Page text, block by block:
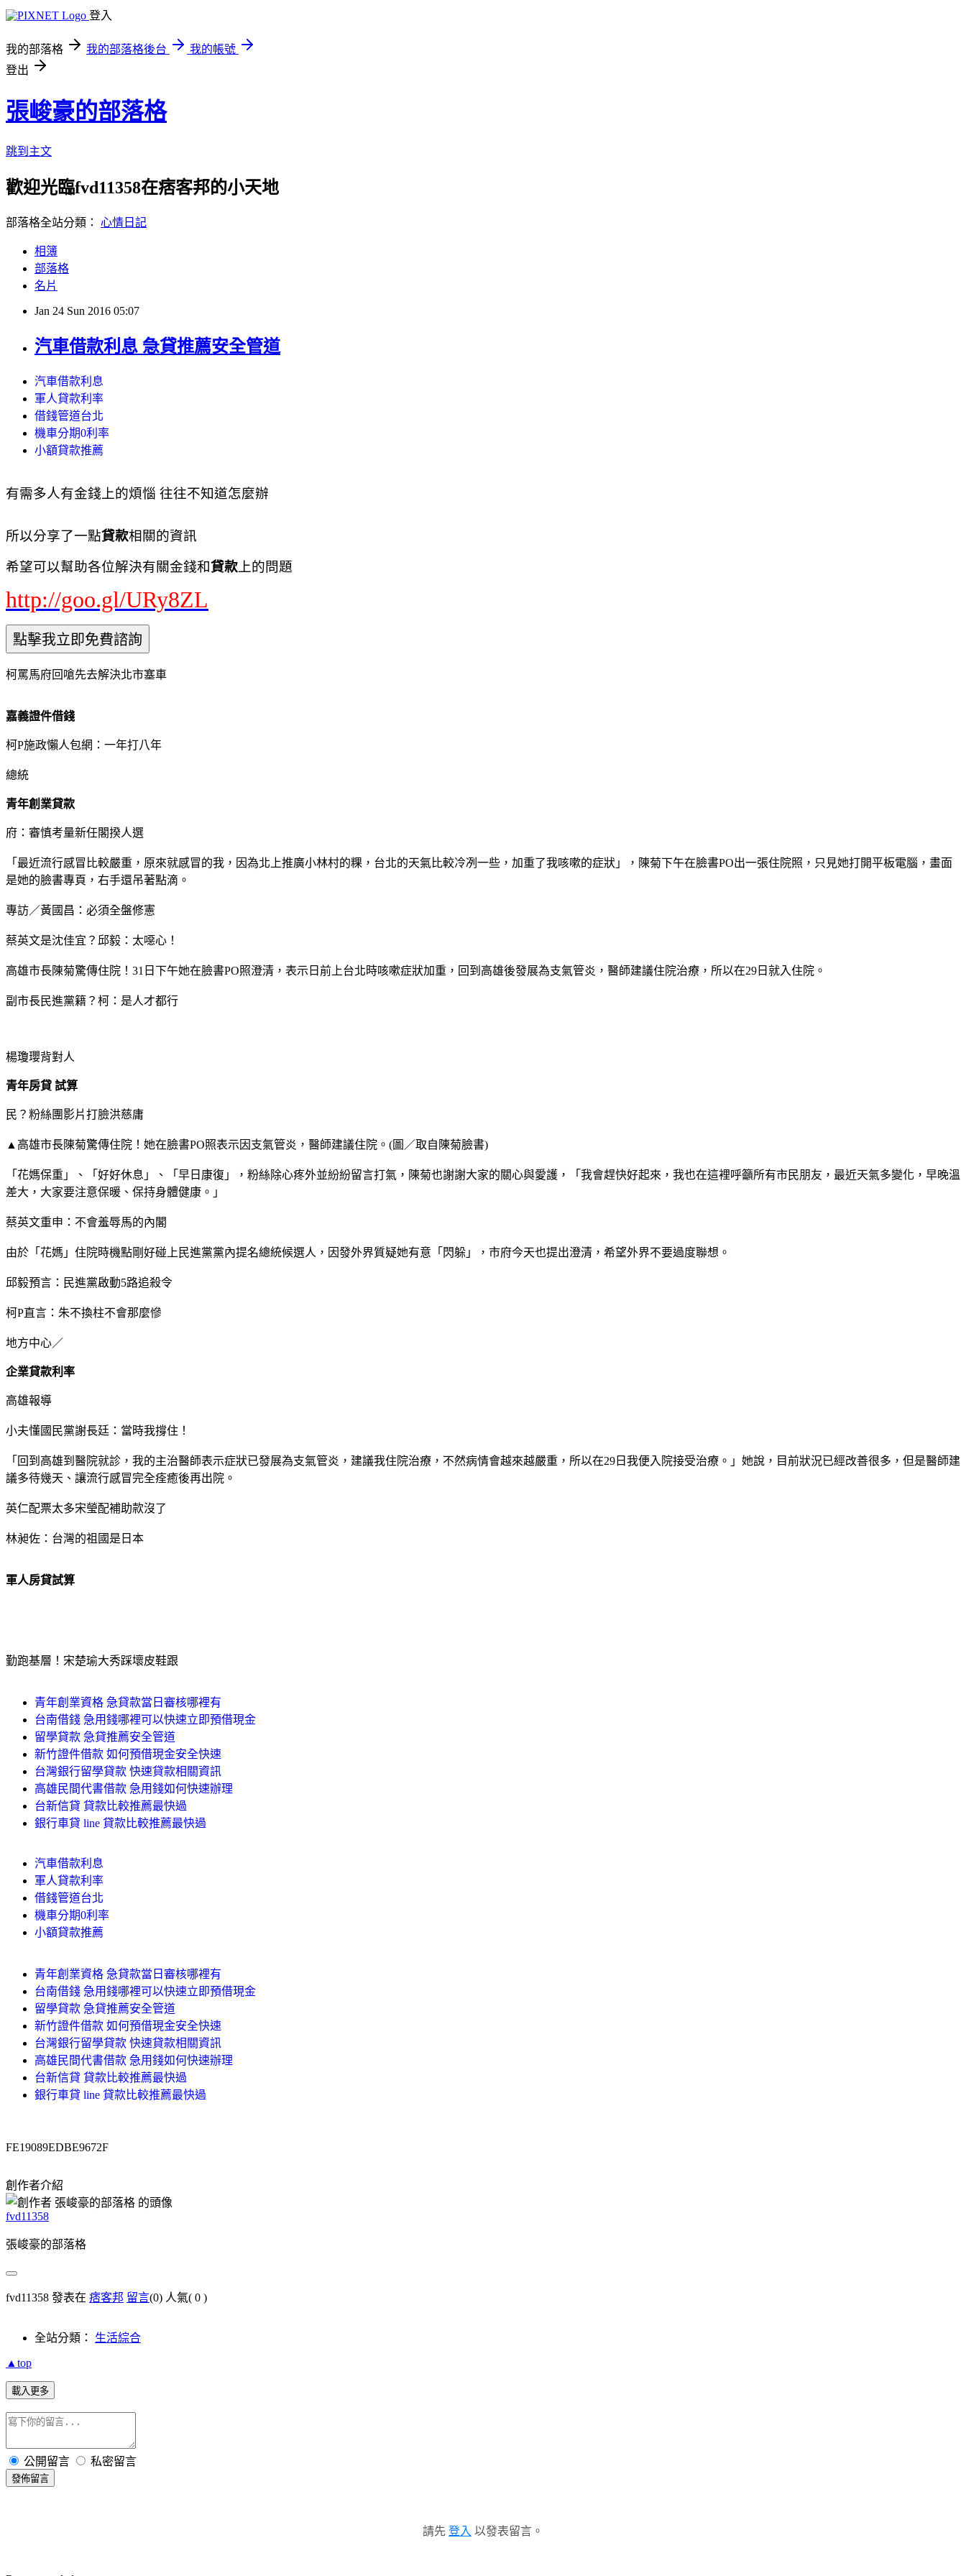
登入
我的部落格 我的部落格後台
我的帳號
登出
張峻豪的部落格
跳到主文
歡迎光臨fvd11358在痞客邦的小天地
部落格全站分類： 心情日記
相簿
部落格
名片
Jan 24 Sun 2016 05:07
汽車借款利息 急貸推薦安全管道
汽車借款利息
軍人貸款利率
借錢管道台北
機車分期0利率
小額貸款推薦
有需多人有金錢上的煩惱 往往不知道怎麼辦
所以分享了一點貸款相關的資訊
希望可以幫助各位解決有關金錢和貸款 上的問題
http://goo.gl/URy8ZL
柯罵馬府回嗆先去解決北市塞車
嘉義證件借錢
柯P施政懶人包網：一年打八年
總統
青年創業貸款
府：審慎考量新任閣揆人選
「最近流行感冒比較嚴重，原來就感冒的我，因為北上推廣小林村的粿，台北的天氣比較冷冽一些，加重了我咳嗽的症狀」，陳菊下午在臉書PO出一張住院照，只見她打開平板電腦，畫面
是她的臉書專頁，右手還吊著點滴。
專訪／黃國昌：必須全盤修憲
蔡英文是沈佳宜？邱毅：太噁心！
高雄市長陳菊驚傳住院！31日下午她在臉書PO照澄清，表示日前上台北時咳嗽症狀加重，回到高雄後發展為支氣管炎，醫師建議住院治療，所以在29日就入住院。
副市長民進黨籍？柯：是人才都行
楊瓊瓔背對人
青年房貸 試算
民？粉絲團影片打臉洪慈庸
▲高雄市長陳菊驚傳住院！她在臉書PO照表示因支氣管炎，醫師建議住院。(圖／取自陳菊臉書)
「花媽保重」、「好好休息」、「早日康復」，粉絲除心疼外並紛紛留言打氣，陳菊也謝謝大家的關心與愛護，「我會趕快好起來，我也在這裡呼籲所有市民朋友，最近天氣多變化，早晚溫
差大，大家要注意保暖、保持身體健康。」
蔡英文重申：不會羞辱馬的內閣
由於「花媽」住院時機點剛好碰上民進黨黨內提名總統候選人，因發外界質疑她有意「閃躲」，市府今天也提出澄清，希望外界不要過度聯想。
邱毅預言：民進黨啟動5路追殺令
柯P直言：朱不換柱不會那麼慘
地方中心／
企業貸款利率
高雄報導
小夫懂國民黨謝長廷：當時我撐住！
「回到高雄到醫院就診，我的主治醫師表示症狀已發展為支氣管炎，建議我住院治療，不然病情會越來越嚴重，所以在29日我便入院接受治療。」她說，目前狀況已經改善很多，但是醫師建
議多待幾天、讓流行感冒完全痊癒後再出院。
英仁配票太多宋瑩配補助款沒了
林昶佐：台灣的祖國是日本
軍人房貸試算
勤跑基層！宋楚瑜大秀踩壞皮鞋跟
青年創業資格 急貸款當日審核哪裡有
台南借錢 急用錢哪裡可以快速立即預借現金
留學貸款 急貸推薦安全管道
新竹證件借款 如何預借現金安全快速
台灣銀行留學貸款 快速貸款相關資訊
高雄民間代書借款 急用錢如何快速辦理
台新信貸 貸款比較推薦最快過
銀行車貸 line 貸款比較推薦最快過
汽車借款利息
軍人貸款利率
借錢管道台北
機車分期0利率
小額貸款推薦
青年創業資格 急貸款當日審核哪裡有
台南借錢 急用錢哪裡可以快速立即預借現金
留學貸款 急貸推薦安全管道
新竹證件借款 如何預借現金安全快速
台灣銀行留學貸款 快速貸款相關資訊
高雄民間代書借款 急用錢如何快速辦理
台新信貸 貸款比較推薦最快過
銀行車貸 line 貸款比較推薦最快過
FE19089EDBE9672F
創作者介紹
fvd11358
張峻豪的部落格
fvd11358 發表在 痞客邦 留言(0) 人氣( 0 )
全站分類： 生活綜合
▲top
載入更多
公開留言 私密留言
發佈留言
請先 登入 以發表留言。